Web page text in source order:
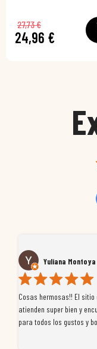
24,96 €
27,73 €
Yuliana Montoya
Cosas hermosas!! El
atienden super bien y
para todos los gustos y